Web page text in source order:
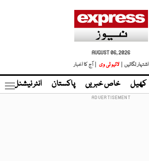
AUGUST 06, 2026
اشتہار لگائیں |
لائیو ٹی وی | آج کا اخبار
کھیل خاص خبریں پاکستان انٹر نیشنل